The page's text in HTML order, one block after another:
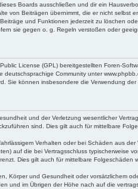
Boards ausschließen und dir ein
von Beiträgen übernimmt, die er nicht selbst
und Funktionen jederzeit zu löschen
sie gegen o. g. Regeln verstoßen oder
License (GPL) bereitgestellten Foren-
Community unter
Sie können insbesondere die Verwendung der
und der Verletzung wesentlicher
sind. Dies gilt auch für mittelbare
Verhalten oder bei Schäden aus
auf die bei Vertragsschluss typischerweise
Dies gilt auch für mittelbare Folgeschäden
Körper und Gesundheit oder vorsätzlichem
und im Übrigen der Höhe nach auf die